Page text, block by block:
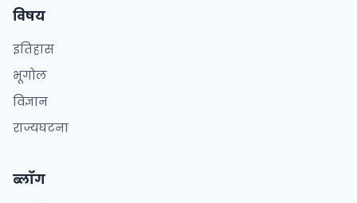
विषय
इतिहास
भूगोल
विज्ञान
राज्यघटना
ब्लॉग